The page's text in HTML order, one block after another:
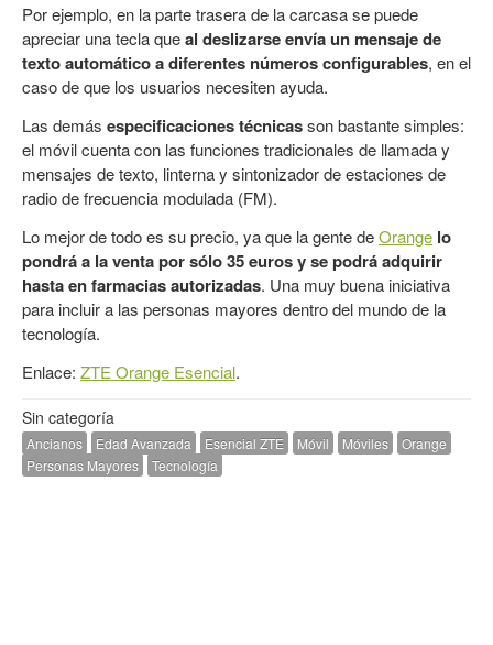
Por ejemplo, en la parte trasera de la carcasa se puede
apreciar una tecla queal deslizarse envía un mensaje de
texto automático a diferentes números configurables, en el
caso de que los usuarios necesiten ayuda.
Las demás especificaciones técnicasson bastante simples:
el móvil cuenta con las funciones tradicionales de llamada y
mensajes de texto, linterna y sintonizador de estaciones de
radio de frecuencia modulada (FM).
Lo mejor de todo es su precio, ya que la gente deOrange lo
pondrá a la venta por sólo 35 euros y se podrá adquirir
hasta en farmacias autorizadas. Una muy buena iniciativa
para incluir a las personas mayores dentro del mundo de la
tecnología.
Enlace: ZTE Orange Esencial.
Sin categoría
Ancianos Edad Avanzada Esencial ZTE Móvil Móviles
Orange
Personas Mayores
Tecnología